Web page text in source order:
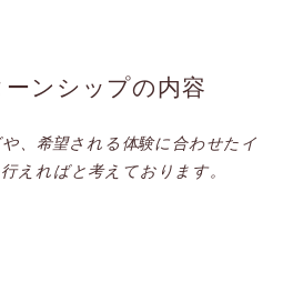
ンシップの内容
、希望される体験に合わせたイ
えればと考えております。